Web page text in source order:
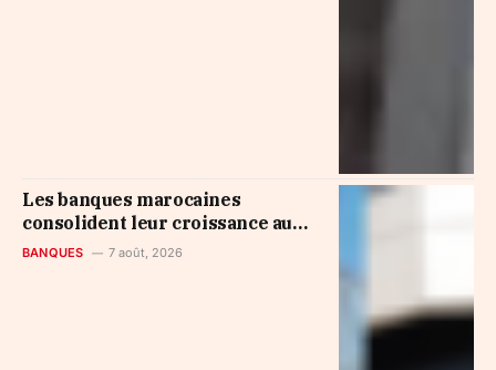
Les banques marocaines
consolident leur croissance au
premier semestre 2026
BANQUES 7 août, 2026